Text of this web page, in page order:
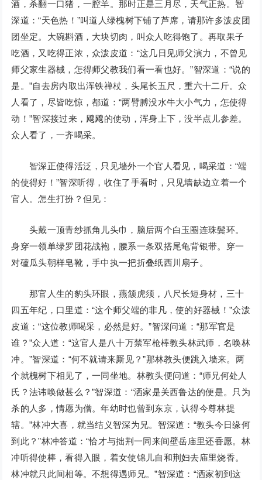
酒，杀翻一口猪，一腔羊。那时正是三月尽，天气正热。智
深道：“天色热！”叫道人绿槐树下铺了芦席，请那许多泼皮团
团坐定。大碗斟酒，大块切肉，叫众人吃得饱了。再取果子
吃酒，又吃得正浓，众泼皮道：“这几日见师父演力，不曾见
师父家生器械，怎得师父教我们看一看也好。”智深道：“说的
是。”自去房内取出浑铁禅杖，头尾长五尺，重六十二斤。众
人看了，尽皆吃惊，都道：“两臂膊没水牛大小气力，怎使得
动！”智深接过来，飕飕的使动，浑身上下，没半点儿参差。
众人看了，一齐喝采。
智深正使得活泛，只见墙外一个官人看见，喝采道：“端
的使得好！”智深听得，收住了手看时，只见墙缺边立着一个
官人。怎生打扮？但见：
头戴一顶青纱抓角儿头巾，脑后两个白玉圈连珠鬓环。
身穿一领单绿罗团花战袍，腰系一条双搭尾龟背银带。穿一
对磕瓜头朝样皂靴，手中执一把折叠纸西川扇子。
那官人生的豹头环眼，燕颔虎须，八尺长短身材，三十
四五年纪，口里道：“这个师父端的非凡，使的好器械！”众泼
皮道：“这位教师喝采，必然是好。”智深问道：“那军官是
谁？”众人道：“这官人是八十万禁军枪棒教头林武师，名唤林
冲。”智深道：“何不就请来厮见？”那林教头便跳入墙来。两
个就槐树下相见了，一同坐地。林教头便问道：“师兄何处人
氏？法讳唤做甚么？”智深道：“洒家是关西鲁达的便是。只为
杀的人多，情愿为僧。年幼时也曾到东京，认得今尊林提
辖。”林冲大喜，就当结义智深为兄。智深道：“教头今日缘何
到此？”林冲答道：“恰才与拙荆一同来间壁岳庙里还香愿。林
冲听得使棒，看得入眼，着女使锦儿自和荆妇去庙里烧香。
林冲就只此间相等。不想得遇师兄。”智深道：“洒家初到这